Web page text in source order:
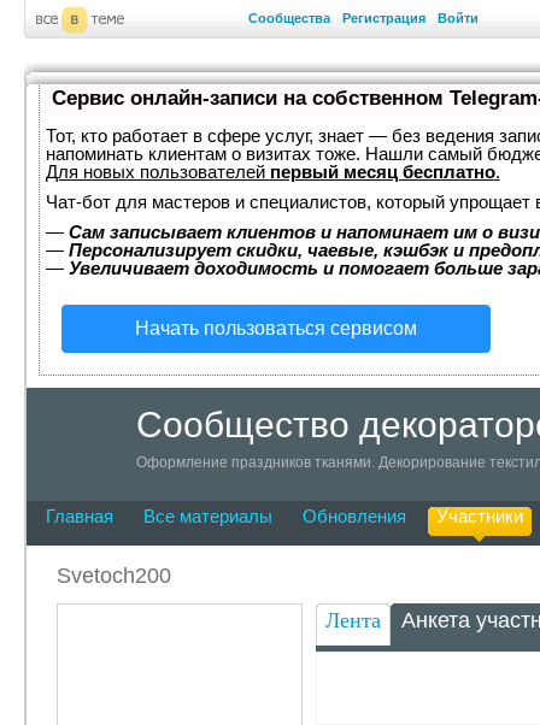
Сообщества Регистрация Войти
Сервис онлайн-записи на собственном
Тот, кто работает в сфере услуг, знает — без ведения
напоминать клиентам о визитах тоже. Нашли самый
Для новых пользователей первый месяц бесплатно.
Чат-бот для мастеров и специалистов, который упрощает
— Сам записывает клиентов и напоминает им о
— Персонализирует скидки, чаевые, кэшбэк и
— Увеличивает доходимость и помогает больше
Начать пользоваться сервисом
Сообщество
Оформление праздников тканями. Декорирование
Главная Все материалы Обновления Участники
Svetoch200
Лента
Анкета